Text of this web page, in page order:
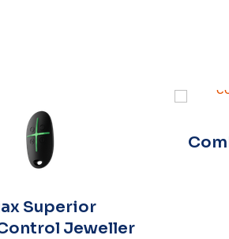
Superior
Jeweller